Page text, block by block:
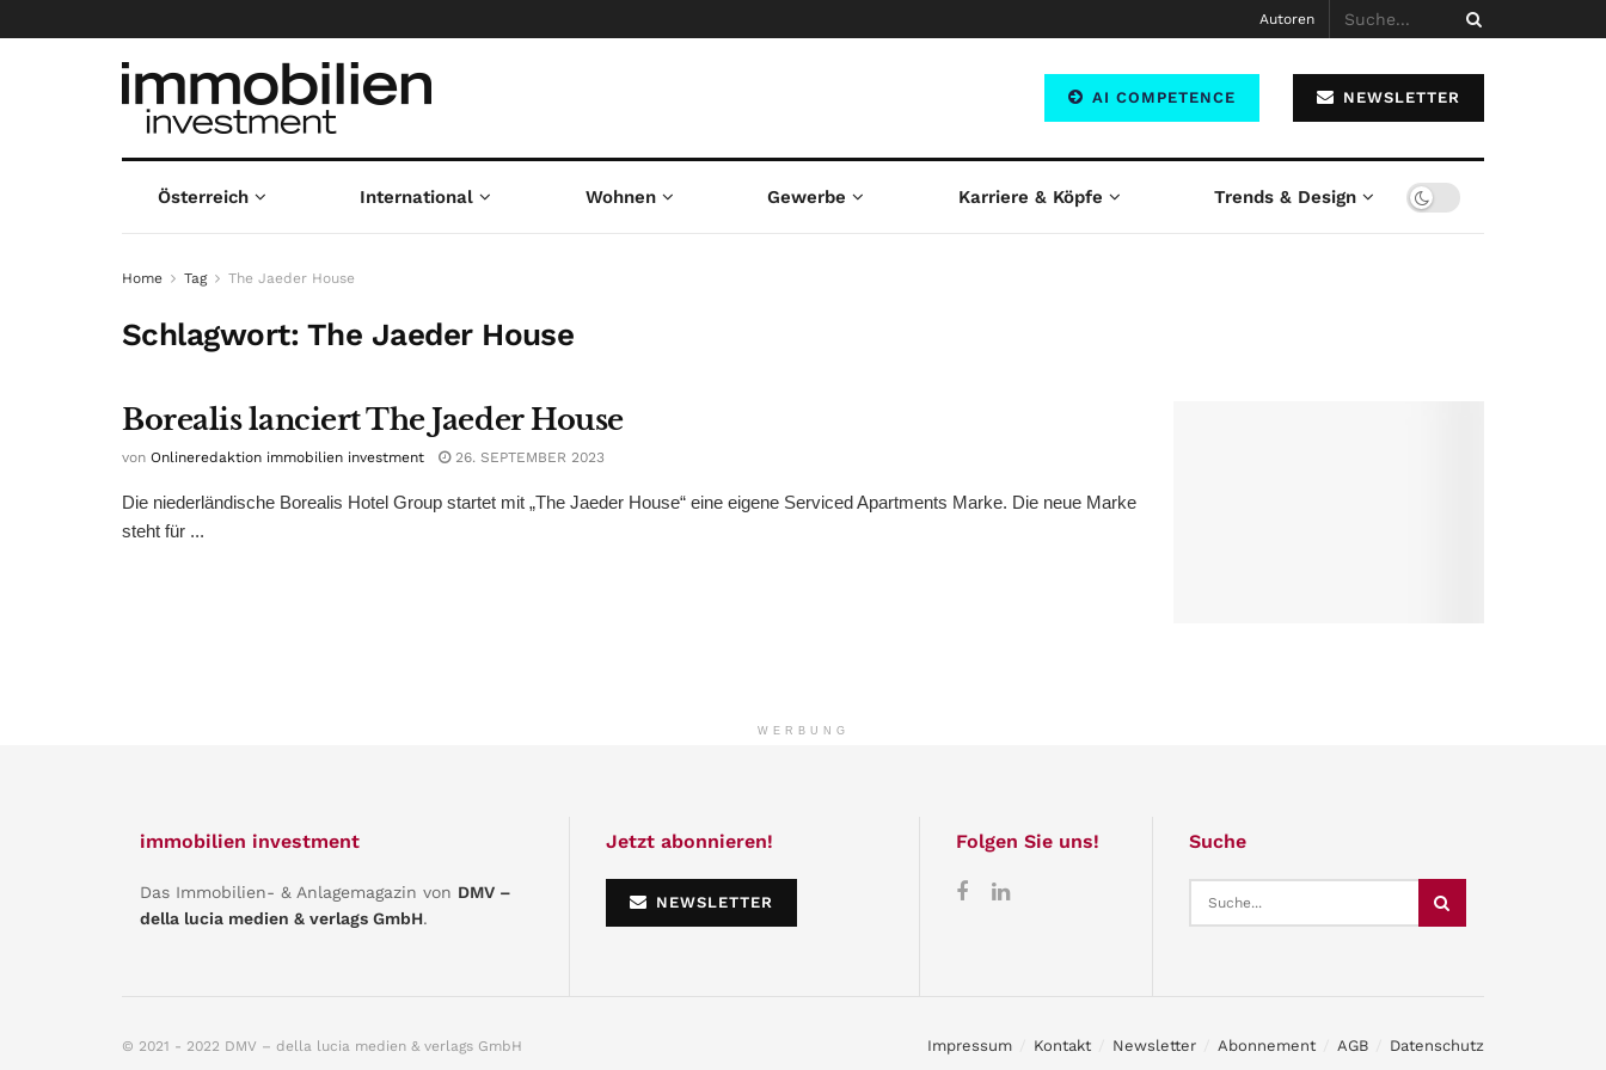
Autoren
AI COMPETENCE NEWSLETTER
Österreich International Wohnen Gewerbe Karriere & Köpfe Trends & Design
Home Tag The Jaeder House
Schlagwort: The Jaeder House
Borealis lanciert The Jaeder House
von Onlineredaktion immobilien investment 26. SEPTEMBER 2023
Die niederländische Borealis Hotel Group startet mit „The Jaeder House“ eine eigene Serviced Apartments Marke. Die neue Marke
steht für ...
WERBUNG
immobilien investment
Das Immobilien- & Anlagemagazin von DMV –
della lucia medien & verlags GmbH.
Jetzt abonnieren!
NEWSLETTER
Folgen Sie uns! Suche
Impressum Kontakt Newsletter Abonnement AGB Datenschutz
© 2021 - 2022 DMV – della lucia medien & verlags GmbH